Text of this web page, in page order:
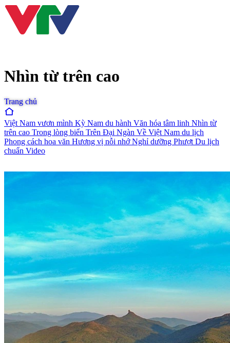
Nhìn từ trên cao
Trang chủ
Việt Nam vươn mình Kỳ Nam du hành Văn hóa tâm linh Nhìn từ
trên cao Trong lòng biển Trên Đại Ngàn Về Việt Nam du lịch
Phong cách hoa văn Hương vị nỗi nhớNghỉ dưỡng Phượt Du lịch
chuẩn Video